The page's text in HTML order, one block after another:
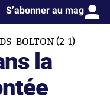
S’abonner au mag
BOLTON (2-1)
la